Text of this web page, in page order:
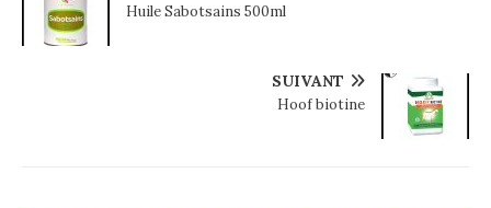
Huile Sabotsains 500ml
SUIVANT
Hoof biotine